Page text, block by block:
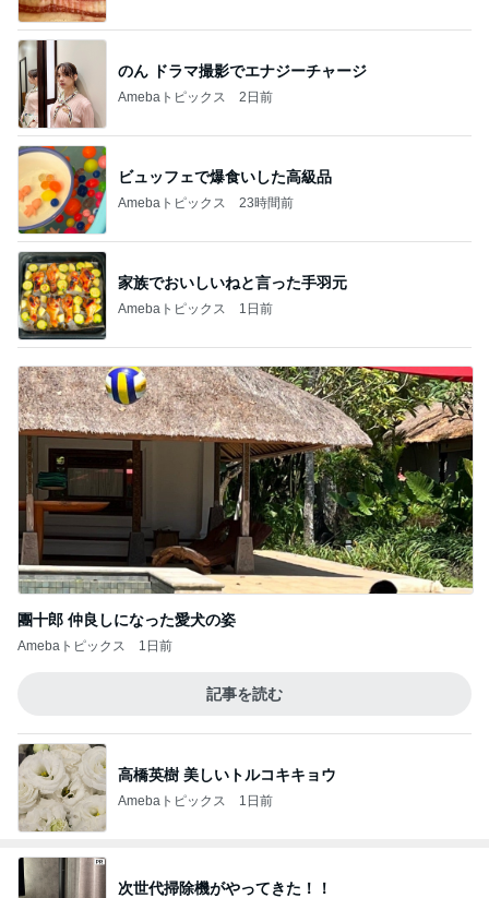
のん ドラマ撮影でエナジーチャージ
Amebaトピックス 2日前
ビュッフェで爆食いした高級品
Amebaトピックス 23時間前
家族でおいしいねと言った手羽元
Amebaトピックス 1日前
團十郎 仲良しになった愛犬の姿
Amebaトピックス 1日前
記事を読む
高橋英樹 美しいトルコキキョウ
Amebaトピックス 1日前
次世代掃除機がやってきた！！